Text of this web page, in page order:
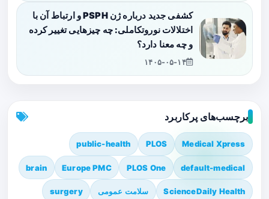
کشفی جدید درباره ژن PSPH و ارتباط آن با
اختلالات نوروتکاملی: چه چیزهایی تغییر کرده
و چه معنا دارد؟
۱۴۰۵-۰۵-۱۴
برچسب‌های پرکاربرد
Medical Xpress
PLOS
public-health
default-medical
PLOS One
Europe PMC
brain
ScienceDaily Health سلامت عمومی surgery